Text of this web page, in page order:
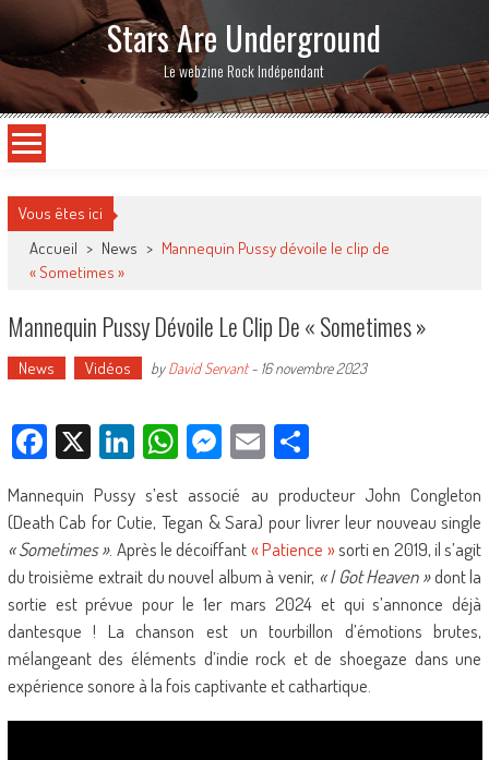
Stars Are Underground
Le webzine Rock Indépendant
Vous êtes ici
Accueil > News > Mannequin Pussy dévoile le clip de
« Sometimes »
Mannequin Pussy Dévoile Le Clip De « Sometimes »
News Vidéos byDavid Servant- 16 novembre 2023
Facebook
X LinkedIn
WhatsApp
Messenger
EmailPartager
Mannequin Pussy s’est associé au producteur John Congleton
(Death Cab for Cutie, Tegan & Sara) pour livrer leur nouveau single
« Sometimes ». Après le décoiffant« Patience »sorti en 2019, il s’agit
du troisième extrait du nouvel album à venir, « I Got Heaven »dont la
sortie est prévue pour le 1er mars 2024 et qui s’annonce déjà
dantesque ! La chanson est un tourbillon d’émotions brutes,
mélangeant des éléments d’indie rock et de shoegaze dans une
expérience sonore à la fois captivante et cathartique.